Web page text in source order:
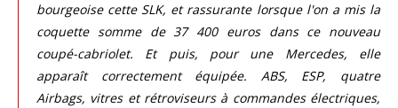
bourgeoise cette SLK, et rassurante lorsque l'on a mis la
coquette somme de 37 400 euros dans ce nouveau
coupé-cabriolet. Et puis, pour une Mercedes, elle
apparaît correctement équipée. ABS, ESP, quatre
Airbags, vitres et rétroviseurs à commandes électriques,